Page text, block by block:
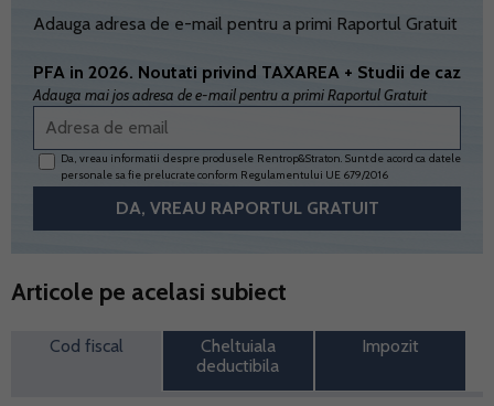
Adauga adresa de e-mail pentru a primi Raportul Gratuit
PFA in 2026. Noutati privind TAXAREA + Studii de caz
Adauga mai jos adresa de e-mail pentru a primi Raportul Gratuit
Da, vreau informatii despre produsele Rentrop&Straton. Sunt de acord ca datele
personale sa fie prelucrate conform Regulamentului UE 679/2016
Articole pe acelasi subiect
Cod fiscal
Cheltuiala
deductibila
Impozit